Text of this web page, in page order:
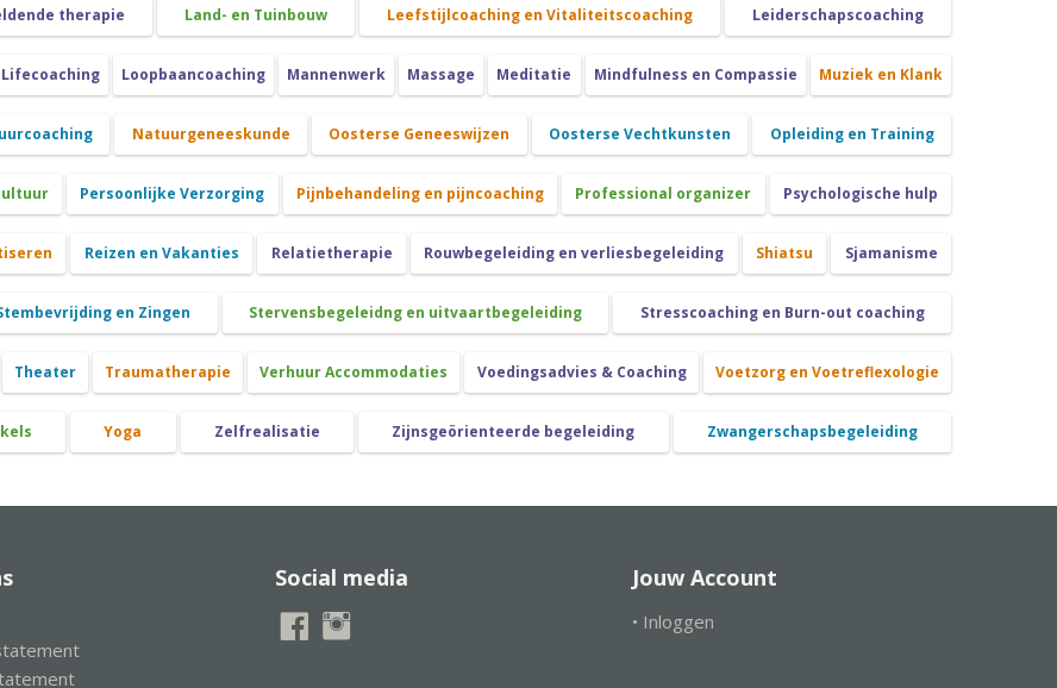
therapie Land- en Tuinbouw Leefstijlcoaching en Vitaliteitscoaching Leiderschapscoaching
Lifecoaching Loopbaancoaching Mannenwerk Massage Meditatie Mindfulness en Compassie Muziek en Klank
Natuurgeneeskunde Oosterse Geneeswijzen Oosterse Vechtkunsten Opleiding en Training
Persoonlijke Verzorging Pijnbehandeling en pijncoaching Professional organizer Psychologische hulp
Reizen en Vakanties Relatietherapie Rouwbegeleiding en verliesbegeleiding Shiatsu Sjamanisme
en Zingen Stervensbegeleidng en uitvaartbegeleiding Stresscoaching en Burn-out coaching
Theater Traumatherapie Verhuur Accommodaties Voedingsadvies & Coaching Voetzorg en Voetreflexologie
Yoga Zelfrealisatie Zijnsgeörienteerde begeleiding Zwangerschapsbegeleiding
Social media Jouw Account
• Inloggen